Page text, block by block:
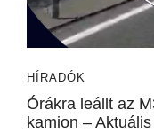
HÍRADÓK
Órákra leállt az
kamion –